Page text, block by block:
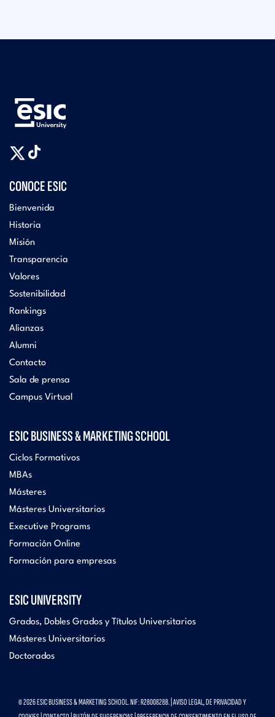
CONOCE ESIC
Bienvenida
Historia
Misión
Transparencia
Valores
Sostenibilidad
Rankings
Alianzas
Alumni
Contacto
Sala de prensa
Campus Virtual
ESIC BUSINESS & MARKETING SCHOOL
Ciclos Formativos
MBAs
Másteres
Másteres Universitarios
Executive Programs
Formación Online
Formación para empresas
ESIC UNIVERSITY
Grados, Dobles Grados y Títulos Universitarios
Másteres Universitarios
Doctorados
© 2026 ESIC BUSINESS & MARKETING SCHOOL. NIF: R2800828B. | AVISO LEGAL, DE PRIVACIDAD Y